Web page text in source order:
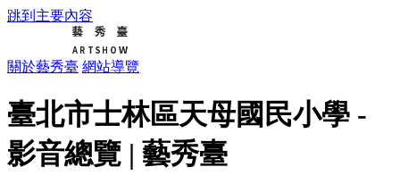
跳到主要內容
關於藝秀臺 網站導覽
臺北市士林區天母國民小學 -
影音總覽 | 藝秀臺